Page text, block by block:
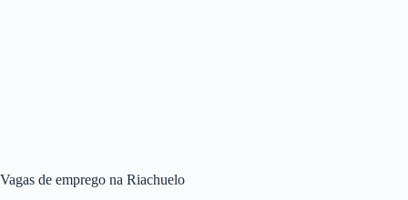
Vagas de emprego na Riachuelo